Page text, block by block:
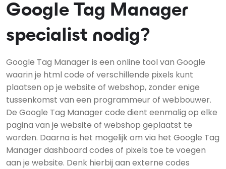
Google Tag Manager
specialist nodig?
Google Tag Manager is een online tool van Google
waarin je html code of verschillende pixels kunt
plaatsen op je website of webshop, zonder enige
tussenkomst van een programmeur of webbouwer.
De Google Tag Manager code dient eenmalig op elke
pagina van je website of webshop geplaatst te
worden. Daarna is het mogelijk om via het Google Tag
Manager dashboard codes of pixels toe te voegen
aan je website. Denk hierbij aan externe codes